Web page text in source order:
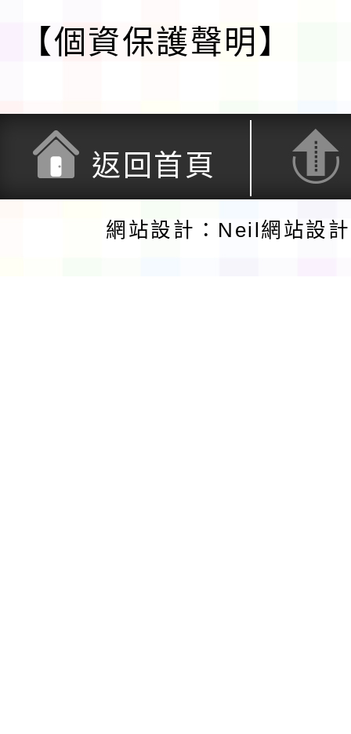
【個資保護聲明】
返回首頁
網站設計：Neil網站設